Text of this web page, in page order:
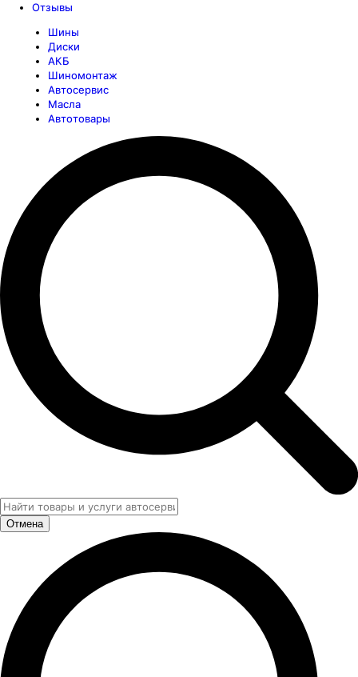
Отзывы
Шины
Диски
АКБ
Шиномонтаж
Автосервис
Масла
Автотовары
Отмена